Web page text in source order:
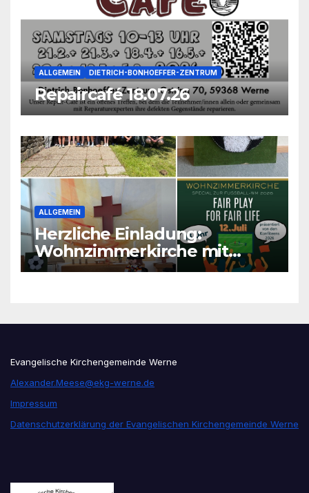
ALLGEMEIN DIETRICH-BONHOEFFER-ZENTRUM
Repaircafé 18.07.26
ALLGEMEIN
Herzliche Einladung:
Wohnzimmerkirche mit
unseren Konfis
Evangelische Kirchengemeinde Werne
Alexander.Meese@ekg-werne.de
Impressum
Datenschutzerklärung der Evangelischen Kirchengemeinde Werne